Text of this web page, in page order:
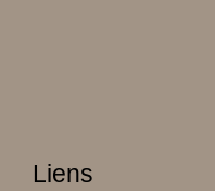
Liens